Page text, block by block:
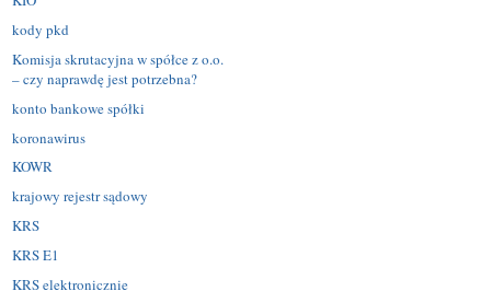
kody pkd
Komisja skrutacyjna w spółce z o.o.
– czy naprawdę jest potrzebna?
konto bankowe spółki
koronawirus
KOWR
krajowy rejestr sądowy
KRS
KRS E1
KRS elektronicznie